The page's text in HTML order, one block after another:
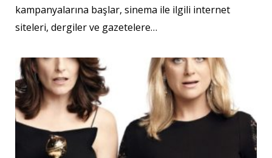
kampanyalarına başlar, sinema ile ilgili internet
siteleri, dergiler ve gazetelere…